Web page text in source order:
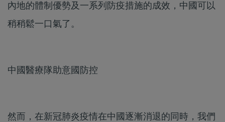
內地的體制優勢及一系列防疫措施的成效，中國可以
稍稍鬆一口氣了。
中國醫療隊助意國防控
然而，在新冠肺炎疫情在中國逐漸消退的同時，我們